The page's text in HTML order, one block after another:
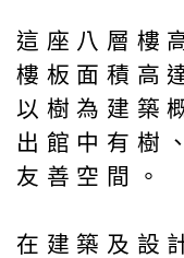
這座八層樓
樓板面積高
以樹為建築
出館中有樹
友善空間。
在建築及設